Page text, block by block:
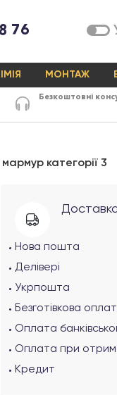
76
МОНТАЖ
Безкоштовні
категорії 3
Нова пошта
Делівері
Укрпошта
Безготівкова
Оплата
Оплата при
Кредит